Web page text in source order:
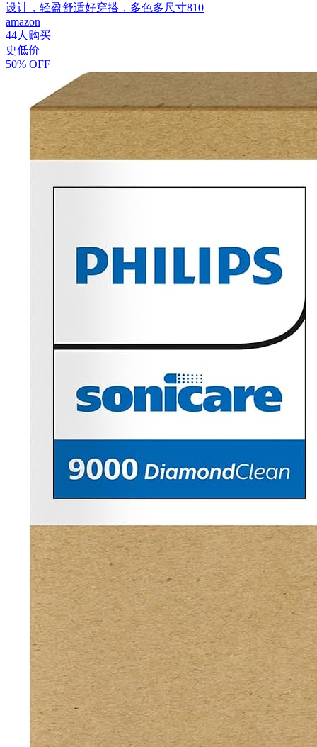
设计，轻盈舒适好穿搭，多色多尺寸810
amazon
44人购买
史低价
50% OFF